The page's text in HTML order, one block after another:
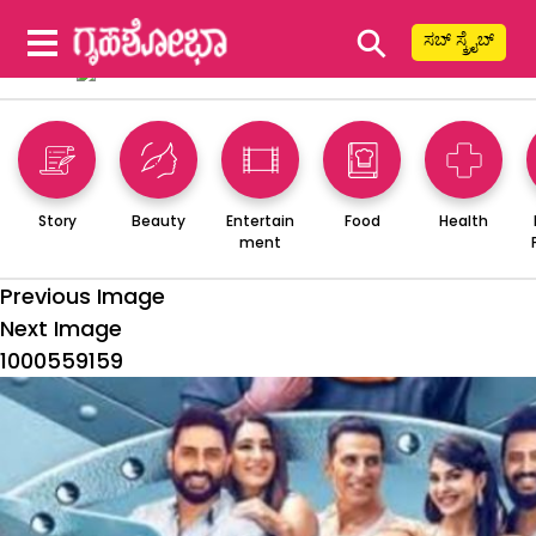
⚲ ಸಬ್ ಸ್ಕ್ರೈಬ್
Story Beauty
Entertain
ment
Food Health
Previous Image
Next Image
1000559159